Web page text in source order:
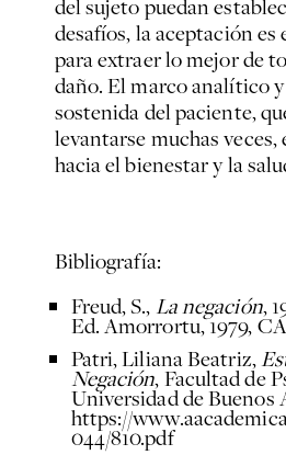
del sujeto puedan
desafíos, la aceptación
para extraer lo mejor de
daño. El marco analítico
sostenida del paciente,
levantarse muchas veces,
hacia el bienestar y la
Bibliografía:
Freud, S.,La negación,
Ed. Amorrortu, 1979,
Patri, Liliana Beatriz,
Negación, Facultad de
Universidad de Buenos
https://
044/810.pdf